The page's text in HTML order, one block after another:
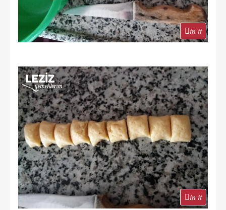
in it
in it